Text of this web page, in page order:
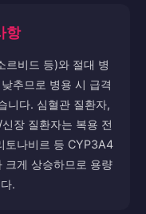
리
보 가이드